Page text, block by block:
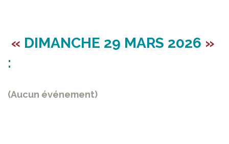
« DIMANCHE 29 MARS 2026 »
:
(Aucun événement)